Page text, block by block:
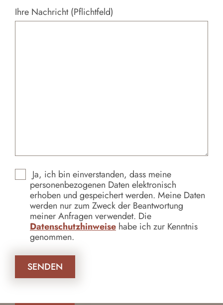
Ihre Nachricht (Pflichtfeld)
Ja, ich bin einverstanden, dass meine
personenbezogenen Daten elektronisch
erhoben und gespeichert werden. Meine Daten
werden nur zum Zweck der Beantwortung
meiner Anfragen verwendet. Die
Datenschutzhinweise habe ich zur Kenntnis
genommen.